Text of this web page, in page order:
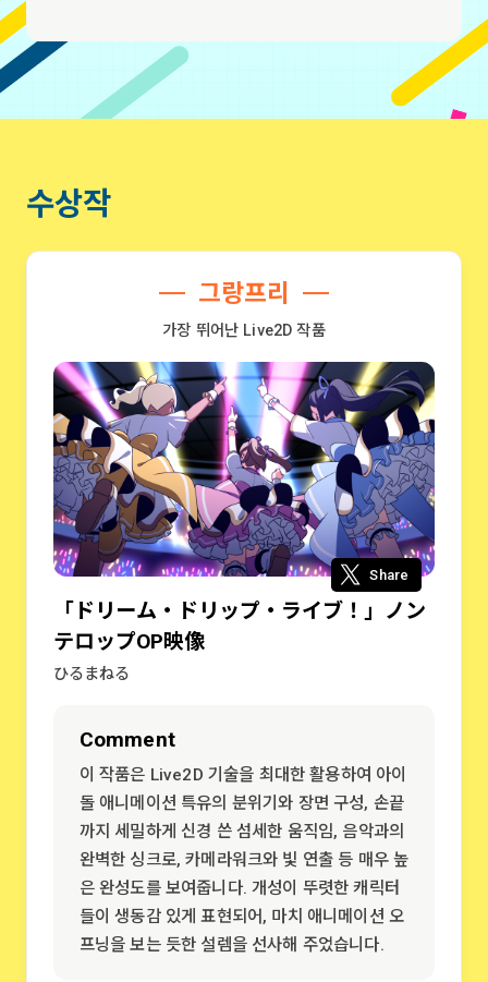
2024.06.14
“제11회 Live2D 크리에이티브 어워즈”, Live2D 세
계 최고를 가리는 콘테스트의 접수 기간이 시작되었
습니다!
Live2D Creative Awards 2023 수상자 공개!
2023.11.24 Creative Awards
Live2D Creative Awards 2023: 21명의 파이널리
2023.09.21 Creative Awards
Live2D 세계 1위를 결정하는 콘테스트 『Live2D
Creative Awards 2023』 작품 모집 시작! 10월
16일(월)까지
수상작
그랑프리
가장 뛰어난 Live2D 작품
「ドリーム・ドリップ・ライブ！」ノン
テロップOP映像
ひるまねる
Share
Comment
이 작품은 Live2D 기술을 최대한 활용하여 아이
돌 애니메이션 특유의 분위기와 장면 구성, 손끝
까지 세밀하게 신경 쓴 섬세한 움직임, 음악과의
완벽한 싱크로, 카메라워크와 빛 연출 등 매우 높
은 완성도를 보여줍니다. 개성이 뚜렷한 캐릭터
들이 생동감 있게 표현되어, 마치 애니메이션 오
프닝을 보는 듯한 설렘을 선사해 주었습니다.